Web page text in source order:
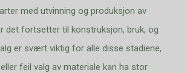
med utvinning og produksjon av
det fortsetter til konstruksjon, bruk, og
er svært viktig for alle disse stadiene,
feil valg av materiale kan ha stor